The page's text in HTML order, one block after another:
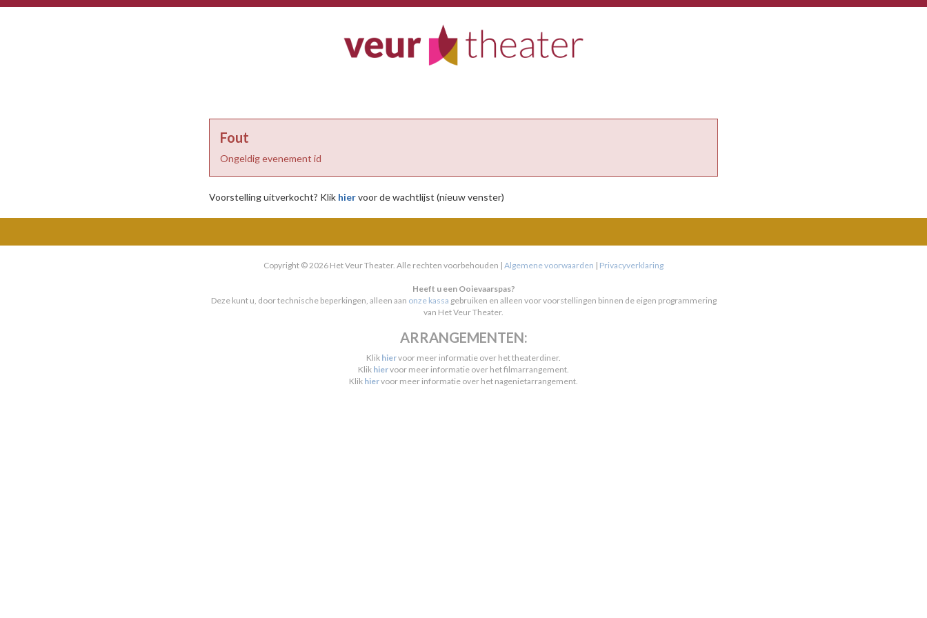
Fout
Ongeldig evenement id
Voorstelling uitverkocht? Klik hiervoor de wachtlijst (nieuw venster)
Copyright © 2026 Het Veur Theater. Alle rechten voorbehouden | Algemene voorwaarden | Privacyverklaring
Heeft u een Ooievaarspas?
Deze kunt u, door technische beperkingen, alleen aan onze kassa gebruiken en alleen voor voorstellingen binnen de eigen programmering
van Het Veur Theater.
ARRANGEMENTEN:
Klik hiervoor meer informatie over het theaterdiner.
Klik hiervoor meer informatie over het filmarrangement.
Klik hiervoor meer informatie over het nagenietarrangement.